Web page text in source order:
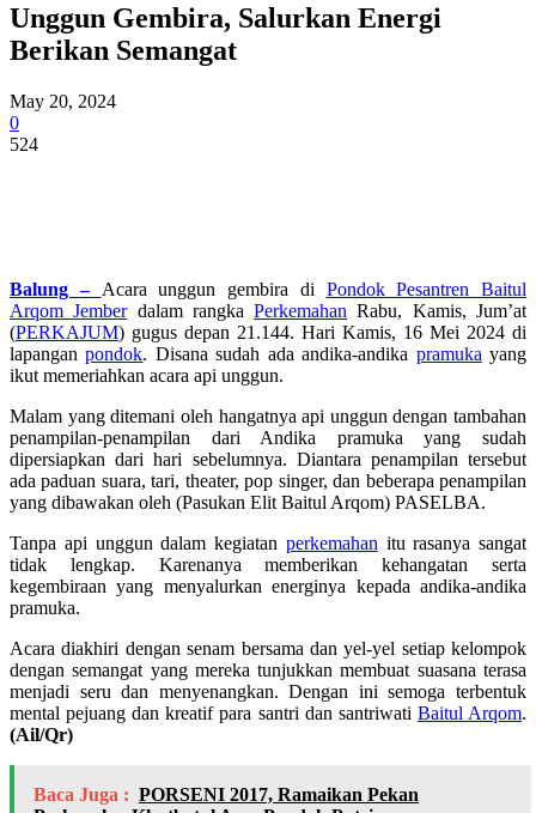
Unggun Gembira, Salurkan Energi
Berikan Semangat
May 20, 2024
0
524
Balung – Acara unggun gembira di Pondok Pesantren Baitul
Arqom Jemberdalam rangkaPerkemahan Rabu, Kamis, Jum’at
(PERKAJUM) gugus depan 21.144. Hari Kamis, 16 Mei 2024 di
lapanganpondok. Disana sudah ada andika-andika pramuka yang
ikut memeriahkan acara api unggun.
Malam yang ditemani oleh hangatnya api unggun dengan tambahan
penampilan-penampilan dari Andika pramuka yang sudah
dipersiapkan dari hari sebelumnya. Diantara penampilan tersebut
ada paduan suara, tari, theater, pop singer, dan beberapa penampilan
yang dibawakan oleh (Pasukan Elit Baitul Arqom) PASELBA.
Tanpa api unggun dalam kegiatan perkemahan itu rasanya sangat
tidak lengkap. Karenanya memberikan kehangatan serta
kegembiraan yang menyalurkan energinya kepada andika-andika
pramuka.
Acara diakhiri dengan senam bersama dan yel-yel setiap kelompok
dengan semangat yang mereka tunjukkan membuat suasana terasa
menjadi seru dan menyenangkan. Dengan ini semoga terbentuk
mental pejuang dan kreatif para santri dan santriwati Baitul Arqom.
(Ail/Qr)
Baca Juga : PORSENI 2017, Ramaikan Pekan